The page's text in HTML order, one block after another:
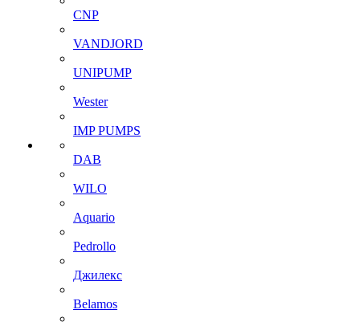
CNP
VANDJORD
UNIPUMP
Wester
IMP PUMPS
DAB
WILO
Aquario
Pedrollo
Джилекс
Belamos